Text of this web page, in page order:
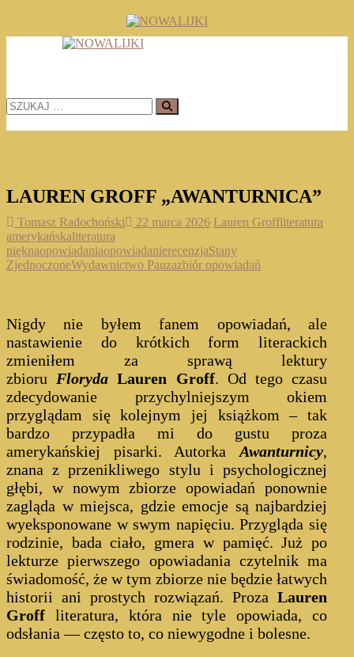
content
TOMASZ RADOCHOŃSKI PISZE O KSIĄŻKACH
SZUKAJ
…
LAUREN GROFF „AWANTURNICA”
Tomasz Radochoński 22 marca 2026 Lauren Groffliteratura
amerykańskaliteratura
pięknaopowiadaniaopowiadanierecenzjaStany
ZjednoczoneWydawnictwo Pauzazbiór opowiadań
Nigdy nie byłem fanem opowiadań, ale
nastawienie do krótkich form literackich
zmieniłem za sprawą lektury
zbioru Floryda Lauren Groff. Od tego czasu
zdecydowanie przychylniejszym okiem
przyglądam się kolejnym jej książkom – tak
bardzo przypadła mi do gustu proza
amerykańskiej pisarki. AutorkaAwanturnicy,
znana z przenikliwego stylu i psychologicznej
głębi, w nowym zbiorze opowiadań ponownie
zagląda w miejsca, gdzie emocje są najbardziej
wyeksponowane w swym napięciu. Przygląda się
rodzinie, bada ciało, gmera w pamięć. Już po
lekturze pierwszego opowiadania czytelnik ma
świadomość, że w tym zbiorze nie będzie łatwych
historii ani prostych rozwiązań. ProzaLauren
Groff literatura, która nie tyle opowiada, co
odsłania — często to, co niewygodne i bolesne.